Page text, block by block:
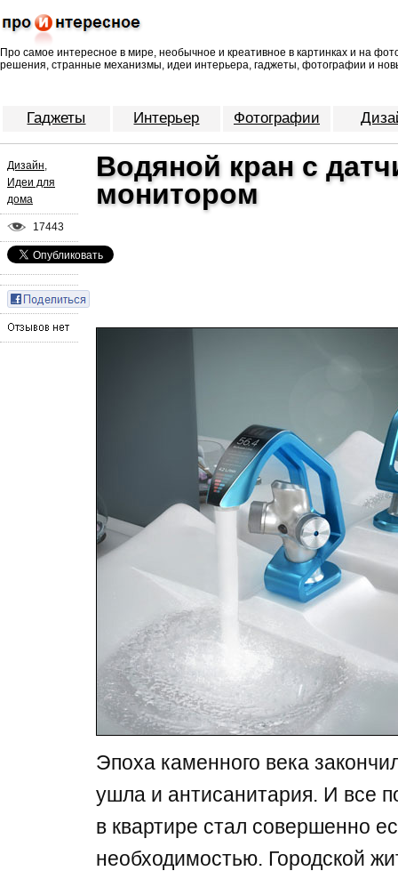
Про самое интересное в мире, необычное и креативное в картинках и на
решения, странные механизмы, идеи интерьера, гаджеты, фотографии и
Гаджеты Интерьер Фотографии
Дизайн
Идеи для
дома
17443
Водяной кран с
монитором
Эпоха каменного века
ушла и антисанитария. И все
в квартире стал совершенно
необходимостью. Городской